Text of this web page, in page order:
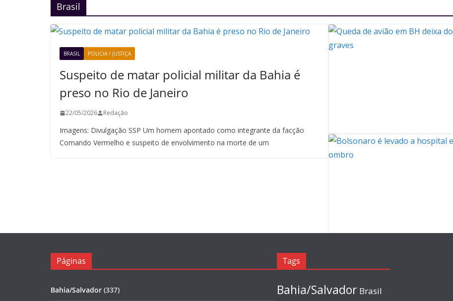
Brasil
BRASIL POLICIA / JUSTIÇA
Suspeito de matar policial militar da Bahia é
preso no Rio de Janeiro
22/05/2026 Redação
Imagens: Divulgação SSP Um homem apontado como integrante da facção
Comando Vermelho e suspeito de envolvimento na morte de um
Páginas
Bahia/Salvador (337)
Tags
Bahia/Salvador Brasil